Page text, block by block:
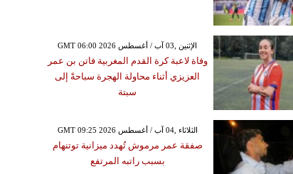
GMT 06:00 2026 الإثنين ,03 آب / أغسطس
وفاة لاعبة كرة القدم المغربية فاتن بن عمر
العزيزي أثناء محاولة الهجرة سباحةً إلى
سبتة
GMT 09:25 2026 الثلاثاء ,04 آب / أغسطس
صفقة عمر مرموش تُهدد ميزانية توتنهام
بسبب راتبه المرتفع